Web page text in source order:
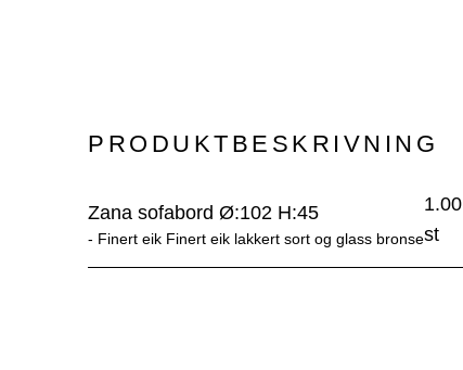
PRODUKTBESKRIVNING
Zana sofabord Ø:102 H:45
- Finert eik Finert eik lakkert sort og glass bronse
1.00
st